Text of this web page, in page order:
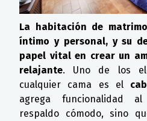
La habitación de
íntimo y personal, y su
papel vital en crear un
relajante. Uno de los
cualquier cama es el
agrega funcionalidad
respaldo cómodo, sino